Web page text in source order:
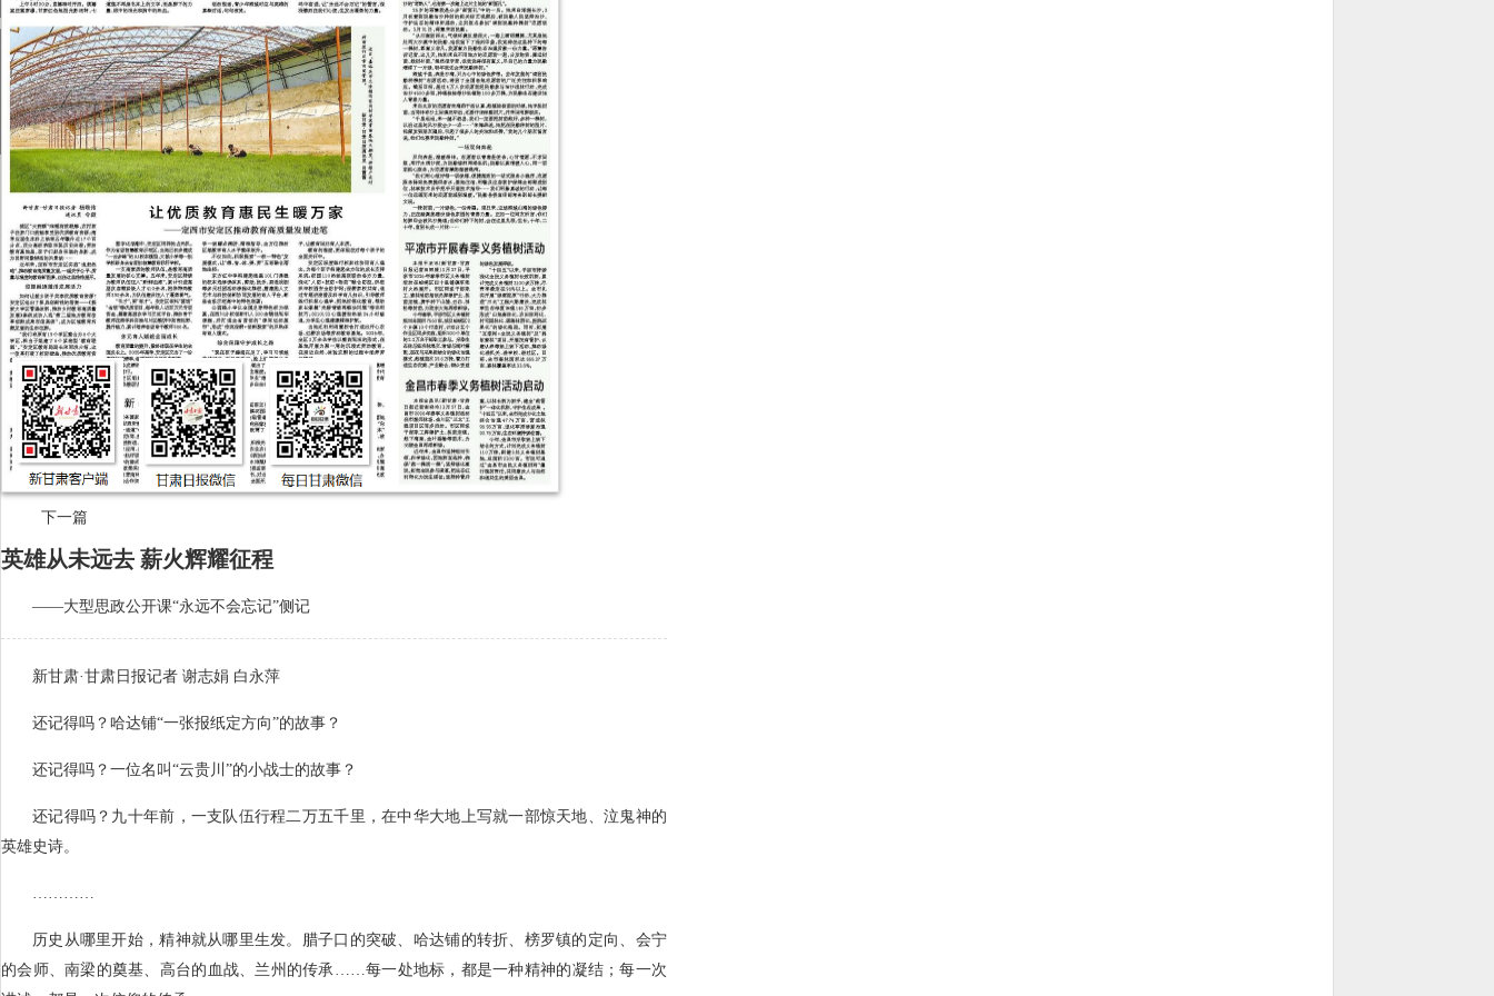
下一篇
英雄从未远去 薪火辉耀征程
——大型思政公开课“永远不会忘记”侧记
新甘肃·甘肃日报记者 谢志娟 白永萍
还记得吗？哈达铺“一张报纸定方向”的故事？
还记得吗？一位名叫“云贵川”的小战士的故事？
还记得吗？九十年前，一支队伍行程二万五千里，在中华大地上写就一部惊天地、泣鬼神的
英雄史诗。
…………
历史从哪里开始，精神就从哪里生发。腊子口的突破、哈达铺的转折、榜罗镇的定向、会宁
的会师、南梁的奠基、高台的血战、兰州的传承……每一处地标，都是一种精神的凝结；每一次